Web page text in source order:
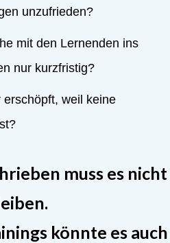
unzufrieden?
mit den Lernenden ins
nur kurzfristig?
weil keine
muss es nicht
könnte es auch